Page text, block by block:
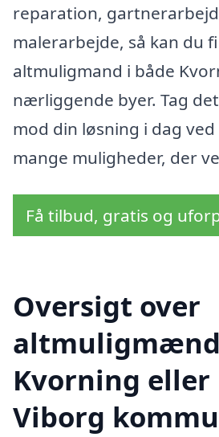
reparation,
malerarbejde, så kan du
altmuligmand i både
nærliggende byer. Tag
mod din løsning i dag
mange muligheder, der
Få tilbud, gratis og
Oversigt over
Kvorning eller
Viborg